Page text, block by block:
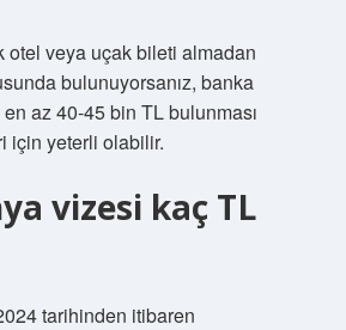
otel veya uçak bileti almadan
bulunuyorsanız, banka
en az 40-45 bin TL bulunması
için yeterli olabilir.
vizesi kaç TL
tarihinden itibaren